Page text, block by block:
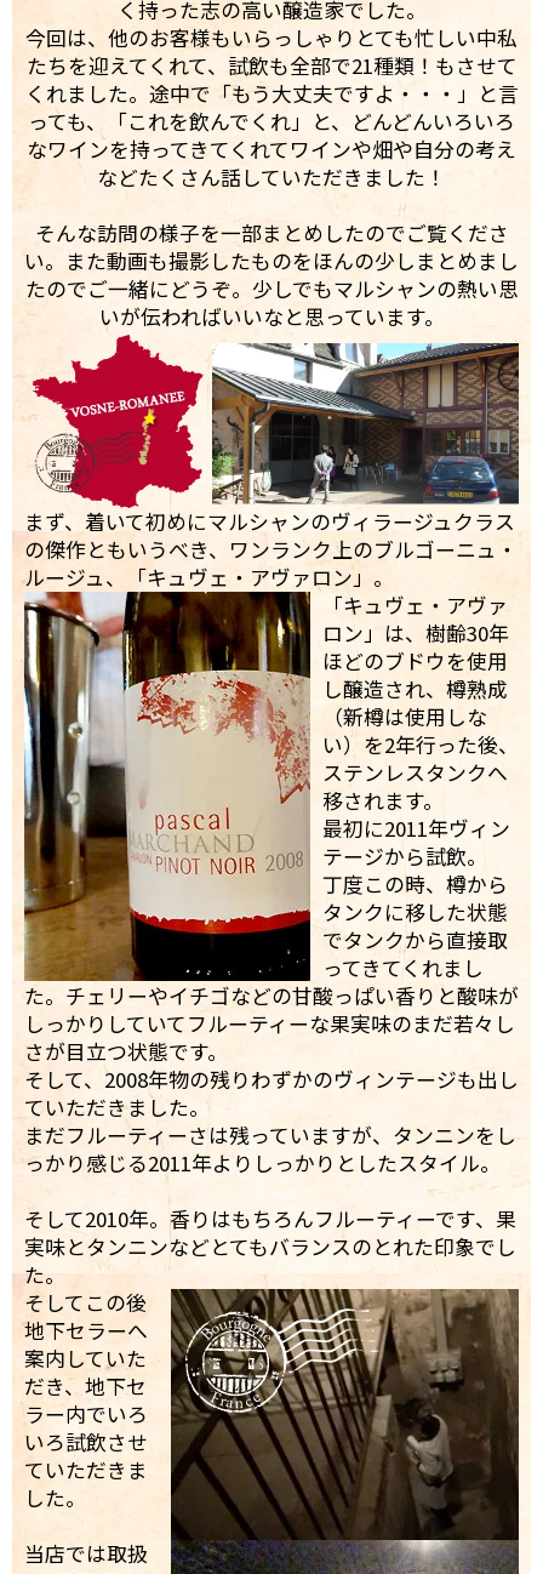
く持った志の高い醸造家でした。
今回は、他のお客様もいらっしゃりとても忙しい中私
たちを迎えてくれて、試飲も全部で21種類！もさせて
くれました。途中で「もう大丈夫ですよ・・・」と言
っても、「これを飲んでくれ」と、どんどんいろいろ
なワインを持ってきてくれてワインや畑や自分の考え
などたくさん話していただきました！
そんな訪問の様子を一部まとめしたのでご覧くださ
い。また動画も撮影したものをほんの少しまとめまし
たのでご一緒にどうぞ。少しでもマルシャンの熱い思
いが伝わればいいなと思っています。
まず、着いて初めにマルシャンのヴィラージュクラス
の傑作ともいうべき、ワンランク上のブルゴーニュ・
ルージュ、「キュヴェ・アヴァロン」。
「キュヴェ・アヴァ
ロン」は、樹齢30年
ほどのブドウを使用
し醸造され、樽熟成
（新樽は使用しな
い）を2年行った後、
ステンレスタンクへ
移されます。
最初に2011年ヴィン
テージから試飲。
丁度この時、樽から
タンクに移した状態
でタンクから直接取
ってきてくれまし
た。チェリーやイチゴなどの甘酸っぱい香りと酸味が
しっかりしていてフルーティーな果実味のまだ若々し
さが目立つ状態です。
そして、2008年物の残りわずかのヴィンテージも出し
ていただきました。
まだフルーティーさは残っていますが、タンニンをし
っかり感じる2011年よりしっかりとしたスタイル。
そして2010年。香りはもちろんフルーティーです、果
実味とタンニンなどとてもバランスのとれた印象でし
た。
そしてこの後
地下セラーへ
案内していた
だき、地下セ
ラー内でいろ
いろ試飲させ
ていただきま
した。
当店では取扱